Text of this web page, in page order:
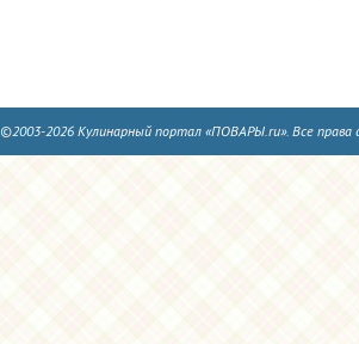
©2003-2026 Кулинарный портал «ПОВАРЫ.ru». Все права